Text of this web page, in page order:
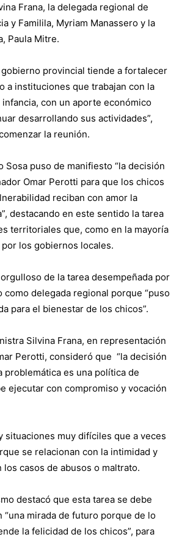
Frana, la delegada regional de
y Familila, Myriam Manassero y la
Paula Mitre.
gobierno provincial tiende a fortalecer
a instituciones que trabajan con la
con un aporte económico
desarrollando sus actividades”,
la reunión.
Sosa puso de manifiesto “la decisión
Omar Perotti para que los chicos
reciban con amor la
destacando en este sentido la tarea
territoriales que, como en la mayoría
los gobiernos locales.
de la tarea desempeñada por
como delegada regional porque “puso
para el bienestar de los chicos”.
Silvina Frana, en representación
Perotti, consideró que “la decisión
problemática es una política de
ejecutar con compromiso y vocación
situaciones muy difíciles que a veces
se relacionan con la intimidad y
casos de abusos o maltrato.
destacó que esta tarea se debe
“una mirada de futuro porque de lo
la felicidad de los chicos”, para